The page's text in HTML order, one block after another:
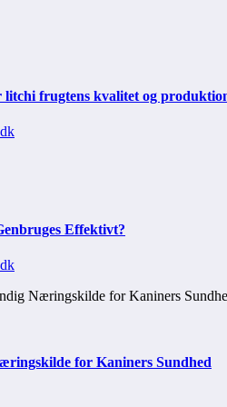
frugtens kvalitet og
Effektivt?
for Kaniners Sundhed